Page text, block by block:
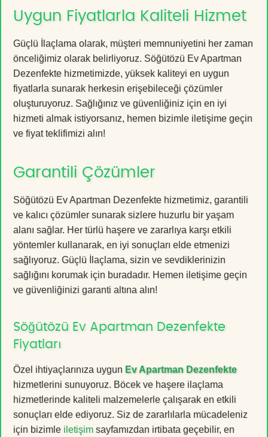
Uygun Fiyatlarla Kaliteli Hizmet
Güçlü İlaçlama olarak, müşteri memnuniyetini her zaman
önceliğimiz olarak belirliyoruz. Söğütözü Ev Apartman
Dezenfekte hizmetimizde, yüksek kaliteyi en uygun
fiyatlarla sunarak herkesin erişebileceği çözümler
oluşturuyoruz. Sağlığınız ve güvenliğiniz için en iyi
hizmeti almak istiyorsanız, hemen bizimle iletişime geçin
ve fiyat teklifimizi alın!
Garantili Çözümler
Söğütözü Ev Apartman Dezenfekte hizmetimiz, garantili
ve kalıcı çözümler sunarak sizlere huzurlu bir yaşam
alanı sağlar. Her türlü haşere ve zararlıya karşı etkili
yöntemler kullanarak, en iyi sonuçları elde etmenizi
sağlıyoruz. Güçlü İlaçlama, sizin ve sevdiklerinizin
sağlığını korumak için buradadır. Hemen iletişime geçin
ve güvenliğinizi garanti altına alın!
Söğütözü Ev Apartman Dezenfekte
Fiyatları
Özel ihtiyaçlarınıza uygun Ev Apartman Dezenfekte
hizmetlerini sunuyoruz. Böcek ve haşere ilaçlama
hizmetlerinde kaliteli malzemelerle çalışarak en etkili
sonuçları elde ediyoruz. Siz de zararlılarla mücadeleniz
için bizimle iletişim sayfamızdan irtibata geçebilir, en